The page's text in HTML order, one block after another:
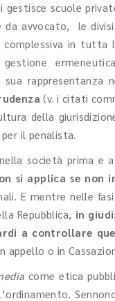
gestisce scuole
da avvocato, le
in tutta
rappresentanza
(v. i citati
della
il penalista.
società prima e a
si applica se non
E mentre nelle
Repubblica, in
a controllare
o in
come etica